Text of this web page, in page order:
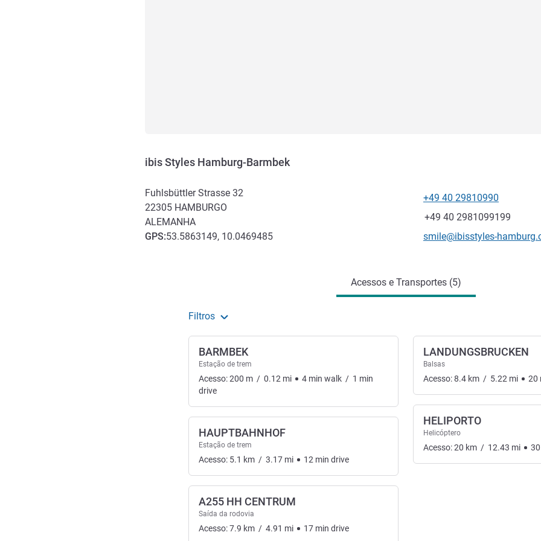
ibis Styles Hamburg-Barmbek
Fuhlsbüttler Strasse 32
22305 HAMBURGO
ALEMANHA
GPS:53.5863149, 10.0469485
Telefone
+49 40 29810990
Fax
+49 40 2981099199
E-mail de contacto
smile@ibisstyles-
Acessos e Transportes (5)
Filtros
BARMBEK
Estação de trem
Acesso:200 m / 0.12 mi 4 min walk / 1 min
drive
HAUPTBAHNHOF
Estação de trem
Acesso: 5.1 km / 3.17 mi 12 min drive
A255 HH CENTRUM
Saída da rodovia
Acesso:7.9 km / 4.91 mi 17 min drive
LANDUNGSBRUCKEN
Balsas
Acesso:8.4 km / 5.22 mi 20
HELIPORTO
Helicóptero
Acesso:20 km / 12.43 mi 30